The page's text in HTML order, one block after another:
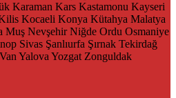
Karaman Kars Kastamonu Kayseri
Kocaeli Konya Kütahya Malatya
Muş Nevşehir Niğde Ordu Osmaniye
Sivas Şanlıurfa Şırnak Tekirdağ
Van Yalova Yozgat Zonguldak